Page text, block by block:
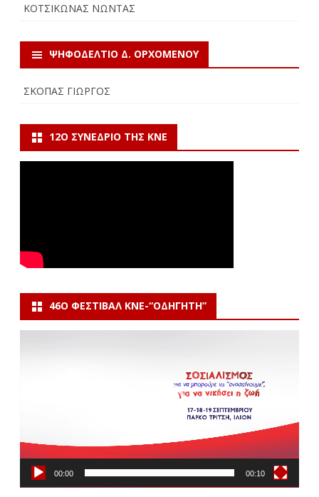
ΚΟΤΣΙΚΩΝΑΣ ΝΩΝΤΑΣ
ΨΗΦΟΔΕΛΤΙΟ Δ. ΟΡΧΟΜΕΝΟΥ
ΣΚΟΠΑΣ ΓΙΩΡΓΟΣ
12Ο ΣΥΝΈΔΡΙΟ ΤΗΣ ΚΝΕ
46Ο ΦΕΣΤΙΒΆΛ ΚΝΕ-“ΟΔΗΓΗΤΗ”
Πρόγραμμα
00:00 00:10